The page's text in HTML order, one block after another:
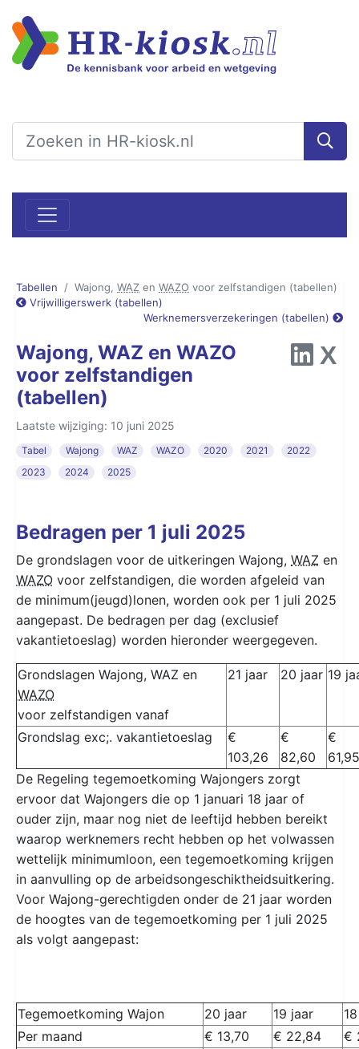
Tabellen Wajong, WAZ en WAZO voor zelfstandigen (tabellen)
Vrijwilligerswerk (tabellen)
Werknemersverzekeringen (tabellen)
Wajong, WAZ en WAZO
voor zelfstandigen
(tabellen)
Laatste wijziging: 10 juni 2025
Tabel Wajong WAZ WAZO 2020 2021
2022
2023
2024 2025
Bedragen per 1 juli 2025
De grondslagen voor de uitkeringen Wajong, WAZ en
WAZO voor zelfstandigen, die worden afgeleid van
de minimum(jeugd)lonen, worden ook per 1 juli 2025
aangepast. De bedragen per dag (exclusief
vakantietoeslag) worden hieronder weergegeven.
Grondslagen Wajong, WAZ en
WAZO
voor zelfstandigen vanaf
21 jaar 20 jaar 19
Grondslag exc;. vakantietoeslag
€
103,26
€
82,60
€
61,95
De Regeling tegemoetkoming Wajongers zorgt
ervoor dat Wajongers die op 1 januari 18 jaar of
ouder zijn, maar nog niet de leeftijd hebben bereikt
waarop werknemers recht hebben op het volwassen
wettelijk minimumloon, een tegemoetkoming krijgen
in aanvulling op de arbeidsongeschiktheidsuitkering.
Voor Wajong-gerechtigden onder de 21 jaar worden
de hoogtes van de tegemoetkoming per 1 juli 2025
als volgt aangepast:
Tegemoetkoming Wajon 20 jaar 19 jaar
Per maand
€ 13,70 € 22,84
€